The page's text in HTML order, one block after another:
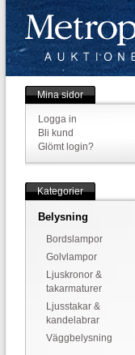
Mina sidor
Logga in
Bli kund
Glömt login?
Kategorier
Belysning
Bordslampor
Golvlampor
Ljuskronor &
takarmaturer
Ljusstakar &
kandelabrar
Väggbelysning